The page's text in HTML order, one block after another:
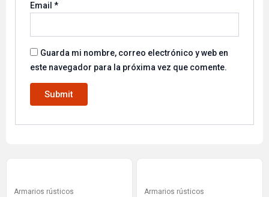
Email*
Guarda mi nombre, correo electrónico y web en
este navegador para la próxima vez que comente.
Armarios rústicos Armarios rústicos